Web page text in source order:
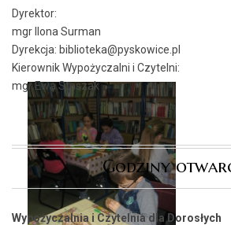
Dyrektor:
mgr Ilona Surman
Dyrekcja: biblioteka@pyskowice.pl
Kierownik Wypożyczalni i Czytelni:
mgr Ewa Staszak
Godziny
Wypożyczalnia i Czytelnia dla Dorosłych